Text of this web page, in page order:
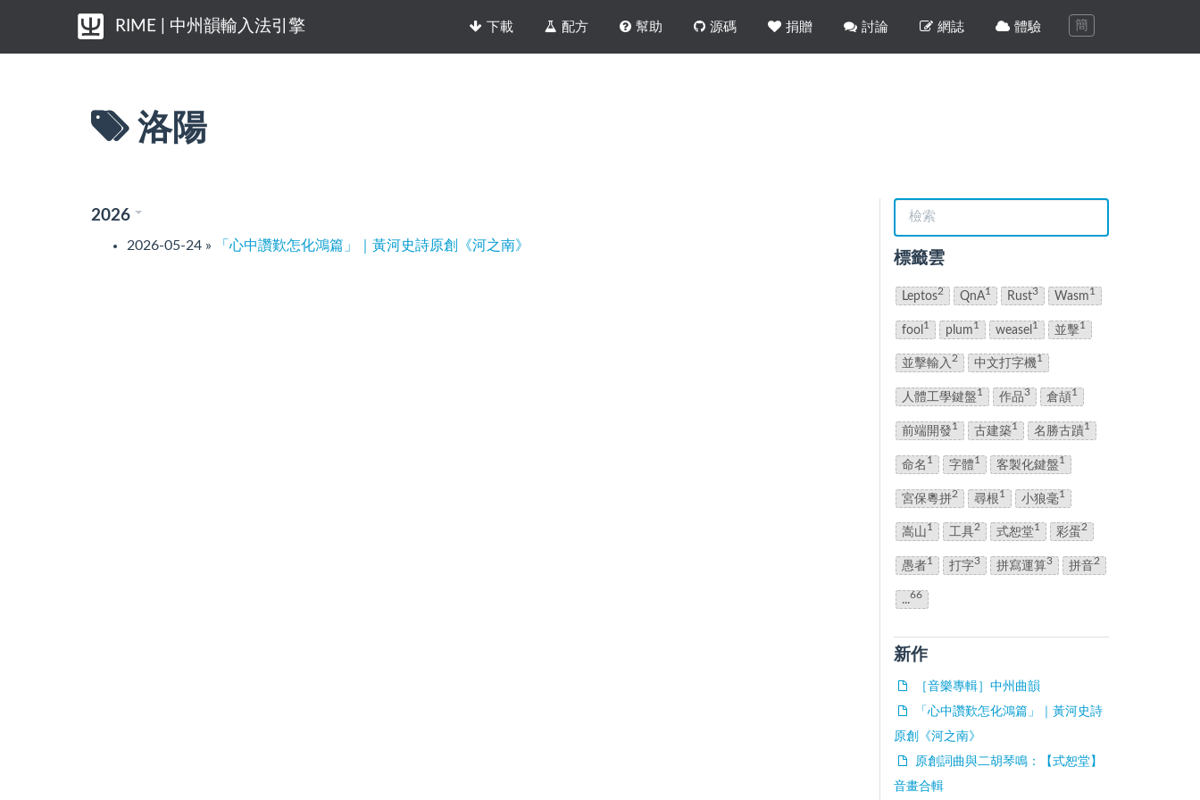
RIME | 中州韻輸入法引擎 簡
下載 配方 幫助 源碼 捐贈 討論 網誌 體驗
洛陽
2026
2026-05-24 » 「心中讚歎怎化鴻篇」｜黃河史詩原創《河之南》
標籤雲
Leptos2 QnA1 Rust3 Wasm1
fool 1 plum1 weasel 1 並擊1
並擊輸入2 中文打字機1
人體工學鍵盤1 作品3 倉頡1
前端開發1 古建築1 名勝古蹟1
命名 1 字體1 客製化鍵盤1
宮保粵拼2 尋根1 小狼毫1
嵩山1 工具2 式恕堂1 彩蛋2
愚者1 打字3 拼寫運算3 拼音2
...66
新作
［音樂專輯］中州曲韻
「心中讚歎怎化鴻篇」｜黃河史詩
原創《河之南》
原創詞曲與二胡琴鳴：【式恕堂】
音畫合輯